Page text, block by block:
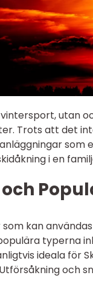
utan
Trots att det
som
i en
kan
typerna
ideala för
och